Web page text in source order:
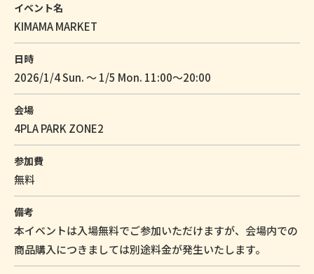
イベント名
KIMAMA MARKET
日時
2026/1/4 Sun. 〜 1/5 Mon. 11:00〜20:00
会場
4PLA PARK ZONE2
参加費
無料
備考
本イベントは入場無料でご参加いただけますが、会場内での
商品購入につきましては別途料金が発生いたします。